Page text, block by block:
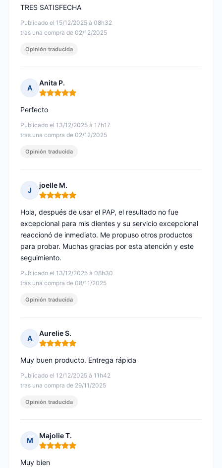
Publicado el 15/12/2025 à 08h32
tras una compra de 02/12/2025
TRES SATISFECHA
Opinión traducida
A
Anita P.
Nota: 5 de 5
Publicado el 13/12/2025 à 17h17
tras una compra de 02/12/2025
Perfecto
Opinión traducida
J
joelle M.
Nota: 5 de 5
Publicado el 13/12/2025 à 08h30
tras una compra de 08/11/2025
Hola, después de usar el PAP, el resultado no fue
excepcional para mis dientes y su servicio excepcional
reaccionó de inmediato. Me propuso otros productos
para probar. Muchas gracias por esta atención y este
seguimiento.
Opinión traducida
A
Aurelie S.
Nota: 5 de 5
Publicado el 12/12/2025 à 11h42
tras una compra de 29/11/2025
Muy buen producto. Entrega rápida
Opinión traducida
M
Majolie T.
Nota: 5 de 5
Muy bien